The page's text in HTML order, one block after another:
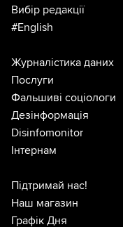
Вибір редакції
#English
Журналістика даних
Послуги
Фальшиві соціологи
Дезінформація
Disinfomonitor
Інтернам
Підтримай нас!
Наш магазин
Графік Дня